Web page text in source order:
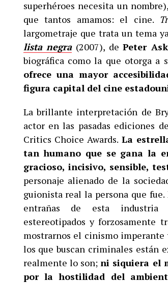
superhéroes necesita un
que tantos amamos: el cine.
largometraje que trata un tema
lista negra (2007), dePeter
biográfica como la que otorga a
ofrece una mayor
figura capital del cine
La brillante interpretación de
actor en las pasadas ediciones
Critics Choice Awards. La
tan humano que se gana la
gracioso, incisivo, sensible,
personaje alienado de la
guionista real la persona que
entrañas de esta industria
estereotipados y forzosamente
mostrarnos el cinismo
los que buscan criminales están
realmente lo son;ni siquiera el
por la hostilidad del